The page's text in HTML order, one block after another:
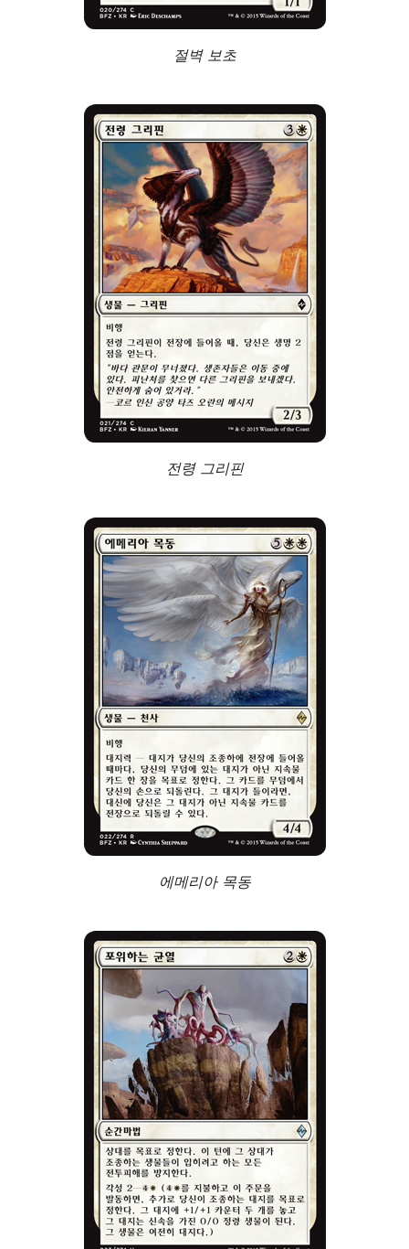
절벽 보초
전령 그리핀
에메리아 목동